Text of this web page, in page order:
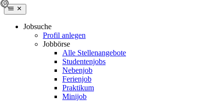
Jobsuche
Profil anlegen
Jobbörse
Alle Stellenangebote
Studentenjobs
Nebenjob
Ferienjob
Praktikum
Minijob